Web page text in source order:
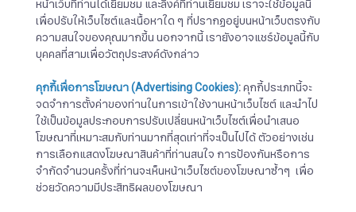
หน้าเว็บที่ท่านได้เยี่ยมชม และลิงค์ที่ท่านเยี่ยมชม เราจะใช้ข้อมูลนี้
เพื่อปรับให้เว็บไซต์และเนื้อหาใด ๆ ที่ปรากฏอยู่บนหน้าเว็บตรงกับ
ความสนใจของคุณมากขึ้น นอกจากนี้ เรายังอาจแชร์ข้อมูลนี้กับ
บุคคลที่สามเพื่อวัตถุประสงค์ดังกล่าว
คุกกี้เพื่อการโฆษณา(Advertising Cookies):คุกกี้ประเภทนี้จะ
จดจำการตั้งค่าของท่านในการเข้าใช้งานหน้าเว็บไซต์ และนำไป
ใช้เป็นข้อมูลประกอบการปรับเปลี่ยนหน้าเว็บไซต์เพื่อนำเสนอ
โฆษณาที่เหมาะสมกับท่านมากที่สุดเท่าที่จะเป็นไปได้ ตัวอย่างเช่น
การเลือกแสดงโฆษณาสินค้าที่ท่านสนใจ การป้องกันหรือการ
จำกัดจำนวนครั้งที่ท่านจะเห็นหน้าเว็บไซต์ของโฆษณาซ้ำๆ เพื่อ
ช่วยวัดความมีประสิทธิผลของโฆษณา